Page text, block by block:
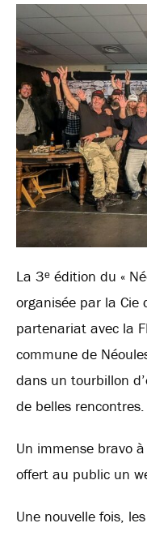
La 3ᵉ édition du «
organisée par la Cie
partenariat avec la
commune de
dans un tourbillon
de belles rencontres.
Un immense bravo
offert au public un
Une nouvelle fois,